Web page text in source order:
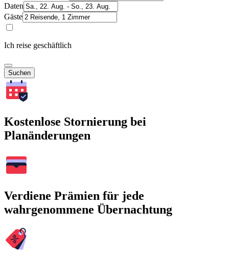
Daten
Gäste
Ich reise geschäftlich
Suchen
Kostenlose Stornierung bei
Planänderungen
Verdiene Prämien für jede
wahrgenommene Übernachtung